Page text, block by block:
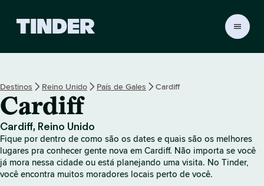
a
c
i
a
l
Destinos Reino Unido País de Gales Cardiff
Cardiff
Cardiff, Reino Unido
Fique por dentro de como são os dates e quais são os melhores
lugares pra conhecer gente nova em Cardiff. Não importa se você
já mora nessa cidade ou está planejando uma visita. No Tinder,
você encontra muitos moradores locais perto de você.